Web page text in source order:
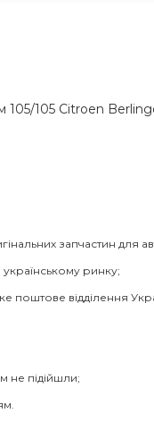
105/105 Citroen
запчастин для
ринку;
поштове відділення
не підійшли;